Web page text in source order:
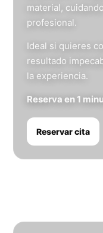
material,
profesional.
Ideal si quieres
resultado
la experiencia.
Reserva en 1
Reservar cita